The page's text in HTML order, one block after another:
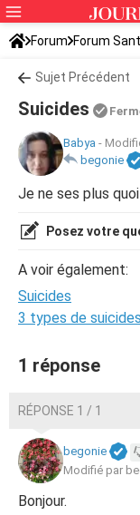
Forum Forum
Sujet Précédent
Suicides
Babya -
begonie
Je ne ses plus
Posez votre
A voir également:
Suicides
3 types de suicides
1 réponse
RÉPONSE 1 / 1
begonie
Modifié par
Bonjour.